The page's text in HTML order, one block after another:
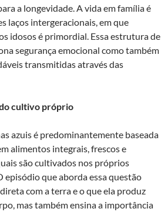
a longevidade. A vida em família é
laços intergeracionais, em que
idosos é primordial. Essa estrutura de
segurança emocional como também
transmitidas através das
cultivo próprio
azuis é predominantemente baseada
alimentos integrais, frescos e
são cultivados nos próprios
episódio que aborda essa questão
com a terra e o que ela produz
mas também ensina a importância